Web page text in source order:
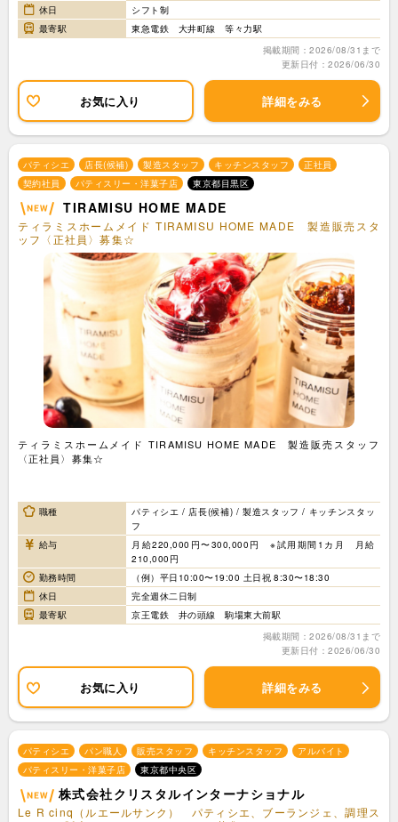
休日
シフト制
最寄駅
東急電鉄 大井町線 等々力駅
掲載期間：2026/08/31まで
更新日付：2026/06/30
お気に入り 詳細をみる
パティシエ 店長(候補) 製造スタッフ キッチンスタッフ
正社員
契約社員
パティスリー・洋菓子店 東京都目黒区
TIRAMISU HOME MADE
ティラミスホームメイド TIRAMISU HOME MADE 製造販売スタ
ッフ〈正社員〉募集☆
ティラミスホームメイド TIRAMISU HOME MADE 製造販売スタッフ
〈正社員〉募集☆
職種
パティシエ / 店長(候補) / 製造スタッフ / キッチンスタッ
フ
給与
月給220,000円〜300,000円 ※試用期間1カ月 月給
210,000円
勤務時間
（例）平日10:00〜19:00 土日祝 8:30〜18:30
休日
完全週休二日制
最寄駅
京王電鉄 井の頭線 駒場東大前駅
掲載期間：2026/08/31まで
更新日付：2026/06/30
お気に入り 詳細をみる
パティシエ パン職人 販売スタッフ キッチンスタッフ
アルバイト
パティスリー・洋菓子店
東京都中央区
株式会社クリスタルインターナショナル
Le R cinq（ルエールサンク） パティシエ、ブーランジェ、調理ス